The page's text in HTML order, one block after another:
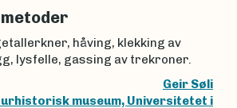
håving, klekking av
lysfelle, gassing av trekroner.
Geir Søli
museum, Universitetet i